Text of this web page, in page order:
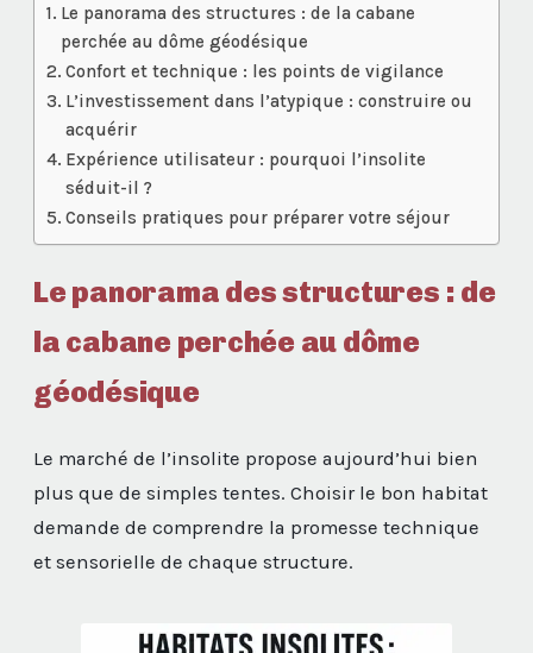
Le panorama des structures : de la cabane
perchée au dôme géodésique
Confort et technique : les points de vigilance
L’investissement dans l’atypique : construire ou
acquérir
Expérience utilisateur : pourquoi l’insolite
séduit-il ?
Conseils pratiques pour préparer votre séjour
Le panorama des structures : de
la cabane perchée au dôme
géodésique
Le marché de l’insolite propose aujourd’hui bien
plus que de simples tentes. Choisir le bon habitat
demande de comprendre la promesse technique
et sensorielle de chaque structure.